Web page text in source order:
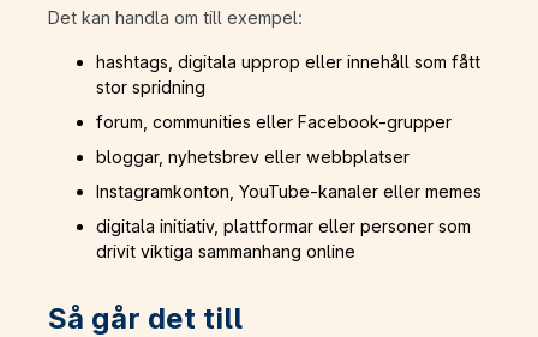
Det kan handla om till exempel:
hashtags, digitala upprop eller innehåll som fått
stor spridning
forum, communities eller Facebook-grupper
bloggar, nyhetsbrev eller webbplatser
Instagramkonton, YouTube-kanaler eller memes
digitala initiativ, plattformar eller personer som
drivit viktiga sammanhang online
Så går det till